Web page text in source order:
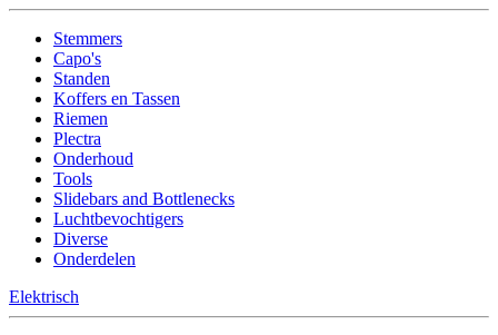
Stemmers
Capo's
Standen
Koffers en Tassen
Riemen
Plectra
Onderhoud
Tools
Slidebars and Bottlenecks
Luchtbevochtigers
Diverse
Onderdelen
Elektrisch